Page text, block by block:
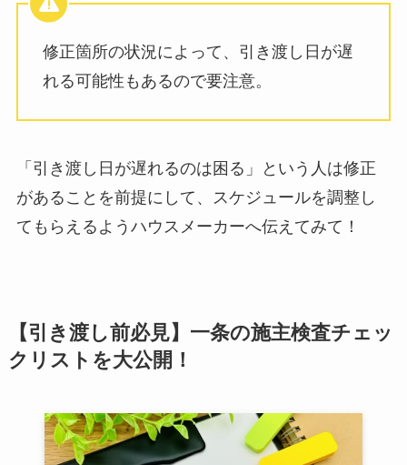
修正箇所の状況によって、引き渡し日が遅
れる可能性もあるので要注意。
「引き渡し日が遅れるのは困る」という人は修正
があることを前提にして、スケジュールを調整し
てもらえるようハウスメーカーへ伝えてみて！
【引き渡し前必見】一条の施主検査チェッ
クリストを大公開！